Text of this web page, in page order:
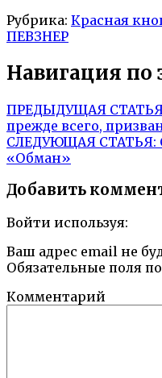
Рубрика: Красная
ПЕВЗНЕР
Навигация по
ПРЕДЫДУЩАЯ
прежде всего,
СЛЕДУЮЩАЯ СТАТЬЯ:
«Обман»
Добавить
Войти используя:
Ваш адрес email не
Обязательные поля
Комментарий